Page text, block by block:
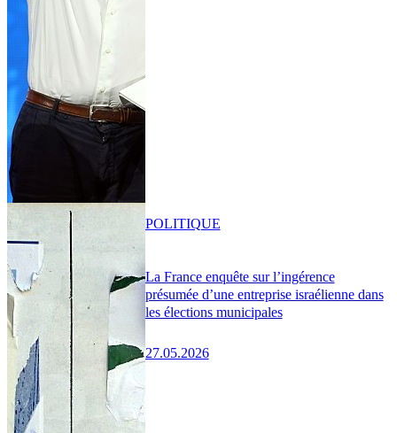
La France enquête sur l’ingérence
présumée d’une entreprise israélienne dans
les élections municipales
27.05.2026
POLITIQUE